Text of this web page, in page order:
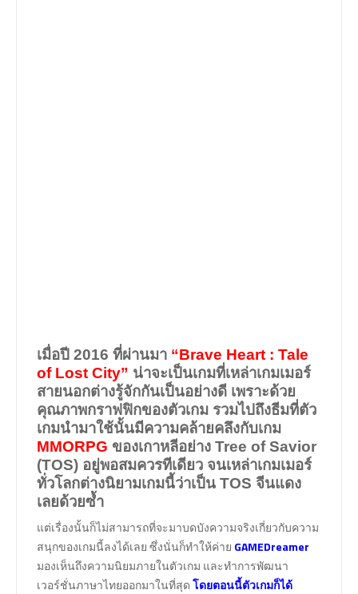
เมื่อปี 2016 ที่ผ่านมา “Brave Heart : Tale
of Lost City” น่าจะเป็นเกมที่เหล่าเกมเมอร์
สายนอกต่างรู้จักกันเป็นอย่างดี เพราะด้วย
คุณภาพกราฟฟิกของตัวเกม รวมไปถึงธีมที่ตัว
เกมนำมาใช้นั้นมีความคล้ายคลึงกับเกม
MMORPG ของเกาหลีอย่าง Tree of Savior
(TOS) อยู่พอสมควรทีเดียว จนเหล่าเกมเมอร์
ทั่วโลกต่างนิยามเกมนี้ว่าเป็น TOS จีนแดง
เลยด้วยซ้ำ
แต่เรื่องนั้นก็ไม่สามารถที่จะมาบดบังความจริงเกี่ยวกับความ
สนุกของเกมนี้ลงได้เลย ซึ่งนั่นก็ทำให้ค่าย GAMEDreamer
มองเห็นถึงความนิยมภายในตัวเกม และทำการพัฒนา
เวอร์ชั่นภาษาไทยออกมาในที่สุดโดยตอนนี้ตัวเกมก็ได้